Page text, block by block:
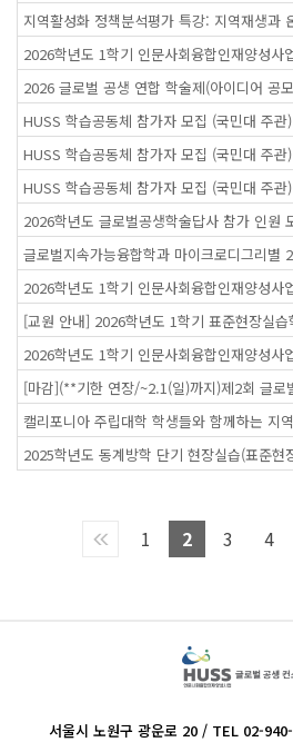
지역활성화 정책분석평가 특강: 지역재생과
2026학년도 1학기 인문사회융합인재양성사
2026 글로벌 공생 연합 학술제(아이디어 공
2026학년도 글로벌공생학술답사 참가 인원
1 2 3 4
서울시 노원구 광운로 20 / TEL 02-